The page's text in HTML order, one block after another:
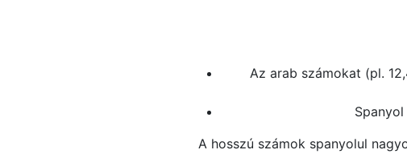
Az arab számokat (pl.
A hosszú számok spanyolul